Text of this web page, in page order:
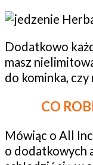
Dodatkowo
masz
do kominka, czy
CO
Mówiąc o All
o dodatkowych